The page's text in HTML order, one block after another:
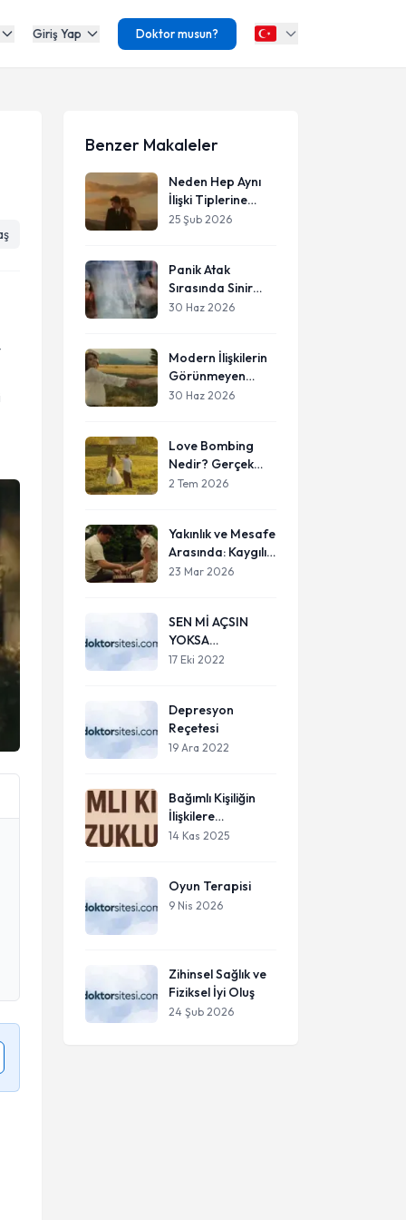
Giriş Yap Doktor musun?
Benzer Makaleler
Neden Hep Aynı
İlişki Tiplerine
Çekiliriz?
Psikolojik
Kökenleri
25 Şub 2026
Panik Atak
Sırasında Sinir
Sistemimizin
30 Haz 2026
Modern İlişkilerin
Görünmeyen
Krizi: Neden
30 Haz 2026
Love Bombing
Nedir? Gerçek
Sevgiden Nasıl
2 Tem 2026
Yakınlık ve Mesafe
Arasında: Kaygılı
ve Kaçıngan
Döngü
23 Mar 2026
SEN Mİ AÇSIN
YOKSA
DUYGULARIN MI
17 Eki 2022
Depresyon
Reçetesi
19 Ara 2022
Bağımlı Kişiliğin
İlişkilere
Yansıması:Tutunmak
14 Kas 2025
Oyun Terapisi
9 Nis 2026
Zihinsel Sağlık ve
Fiziksel İyi Oluş
24 Şub 2026